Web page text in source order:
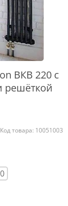
ВКВ 220 с
решёткой
Код товара: 10051003